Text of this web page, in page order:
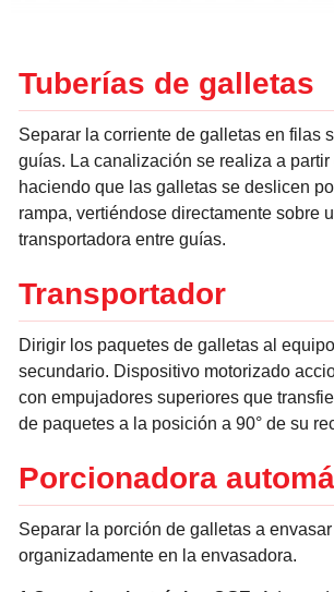
Tuberías de galletas
Separar la corriente de galletas en filas
guías. La canalización se realiza a
haciendo que las galletas se deslicen
rampa, vertiéndose directamente sobre
transportadora entre guías.
Transportador
Dirigir los paquetes de galletas al
secundario. Dispositivo motorizado
con empujadores superiores que
de paquetes a la posición a 90° de su
Porcionadora
Separar la porción de galletas a
organizadamente en la envasadora.